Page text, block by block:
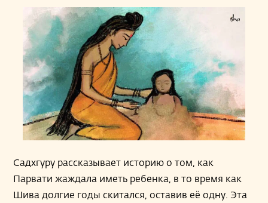
Садхгуру рассказывает историю о том, как
Парвати жаждала иметь ребенка, в то время как
Шива долгие годы скитался, оставив её одну. Эта